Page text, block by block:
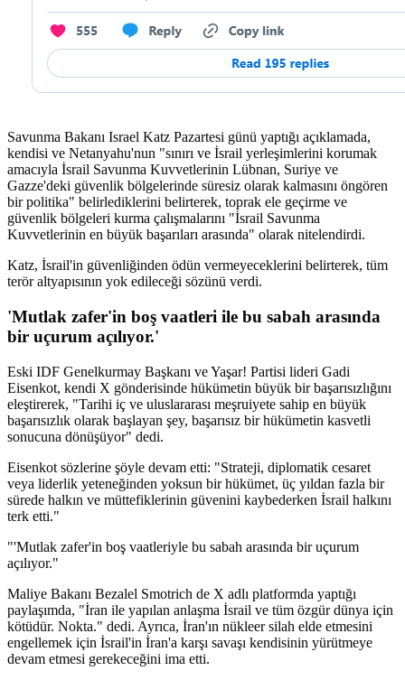
Savunma Bakanı Israel Katz Pazartesi günü yaptığı açıklamada,
kendisi ve Netanyahu'nun "sınırı ve İsrail yerleşimlerini korumak
amacıyla İsrail Savunma Kuvvetlerinin Lübnan, Suriye ve
Gazze'deki güvenlik bölgelerinde süresiz olarak kalmasını öngören
bir politika" belirlediklerini belirterek, toprak ele geçirme ve
güvenlik bölgeleri kurma çalışmalarını "İsrail Savunma
Kuvvetlerinin en büyük başarıları arasında" olarak nitelendirdi.
Katz, İsrail'in güvenliğinden ödün vermeyeceklerini belirterek, tüm
terör altyapısının yok edileceği sözünü verdi.
'Mutlak zafer'in boş vaatleri ile bu sabah arasında
bir uçurum açılıyor.'
Eski IDF Genelkurmay Başkanı ve Yaşar! Partisi lideri Gadi
Eisenkot, kendi X gönderisinde hükümetin büyük bir başarısızlığını
eleştirerek, "Tarihi iç ve uluslararası meşruiyete sahip en büyük
başarısızlık olarak başlayan şey, başarısız bir hükümetin kasvetli
sonucuna dönüşüyor" dedi.
Eisenkot sözlerine şöyle devam etti: "Strateji, diplomatik cesaret
veya liderlik yeteneğinden yoksun bir hükümet, üç yıldan fazla bir
sürede halkın ve müttefiklerinin güvenini kaybederken İsrail halkını
terk etti."
"'Mutlak zafer'in boş vaatleriyle bu sabah arasında bir uçurum
açılıyor."
Maliye Bakanı Bezalel Smotrich de X adlı platformda yaptığı
paylaşımda, "İran ile yapılan anlaşma İsrail ve tüm özgür dünya için
kötüdür. Nokta." dedi. Ayrıca, İran'ın nükleer silah elde etmesini
engellemek için İsrail'in İran'a karşı savaşı kendisinin yürütmeye
devam etmesi gerekeceğini ima etti.